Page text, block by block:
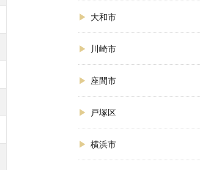
大和市
川崎市
座間市
戸塚区
横浜市